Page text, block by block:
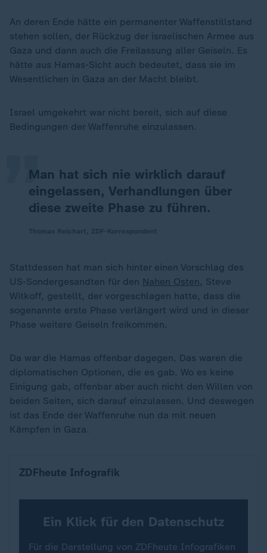
An deren Ende hätte ein permanenter Waffenstillstand
stehen sollen, der Rückzug der israelischen Armee aus
Gaza und dann auch die Freilassung aller Geiseln. Es
hätte aus Hamas-Sicht auch bedeutet, dass sie im
Wesentlichen in Gaza an der Macht bleibt.
Israel umgekehrt war nicht bereit, sich auf diese
Bedingungen der Waffenruhe einzulassen.
Man hat sich nie wirklich darauf
eingelassen, Verhandlungen über
diese zweite Phase zu führen.
„
Stattdessen hat man sich hinter einen Vorschlag des
US-Sondergesandten für den Nahen Osten, Steve
Witkoff, gestellt, der vorgeschlagen hatte, dass die
sogenannte erste Phase verlängert wird und in dieser
Phase weitere Geiseln freikommen.
Da war die Hamas offenbar dagegen. Das waren die
diplomatischen Optionen, die es gab. Wo es keine
Einigung gab, offenbar aber auch nicht den Willen von
beiden Seiten, sich darauf einzulassen. Und deswegen
ist das Ende der Waffenruhe nun da mit neuen
Kämpfen in Gaza.
ZDFheute Infografik
Ein Klick für den Datenschutz
Für die Darstellung von ZDFheute Infografiken